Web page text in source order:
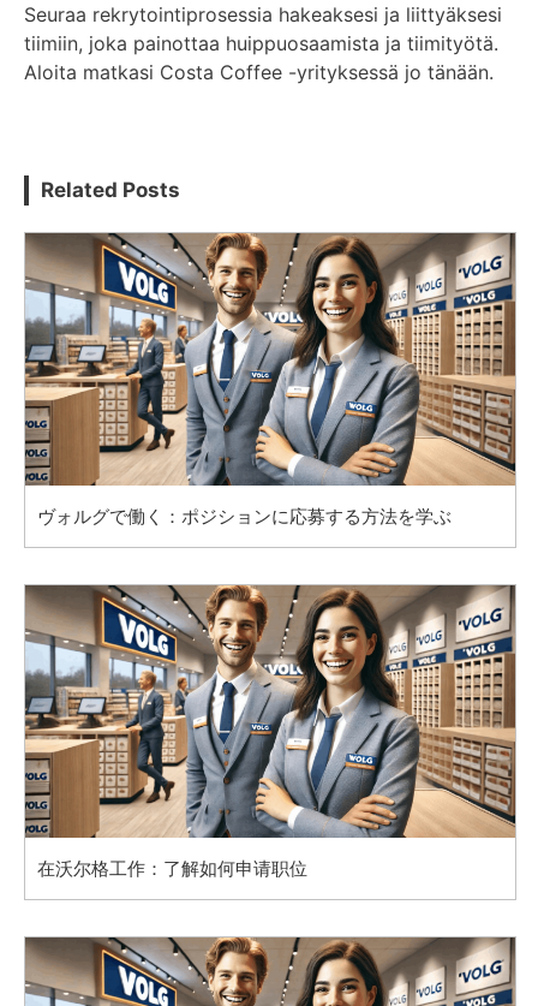
Seuraa rekrytointiprosessia hakeaksesi ja liittyäksesi
tiimiin, joka painottaa huippuosaamista ja tiimityötä.
Aloita matkasi Costa Coffee -yrityksessä jo tänään.
Related Posts
ヴォルグで働く：ポジションに応募する方法を学ぶ
在沃尔格工作：了解如何申请职位